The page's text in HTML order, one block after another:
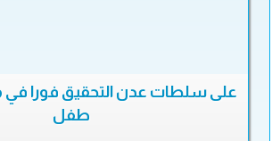
على سلطات عدن التحقيق فورا في
طفل